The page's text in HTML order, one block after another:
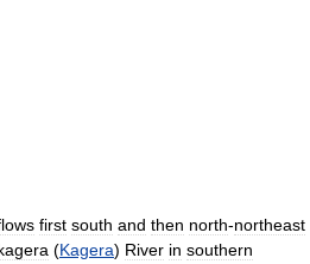
first south and then north-northeast
(Kagera) River in southern